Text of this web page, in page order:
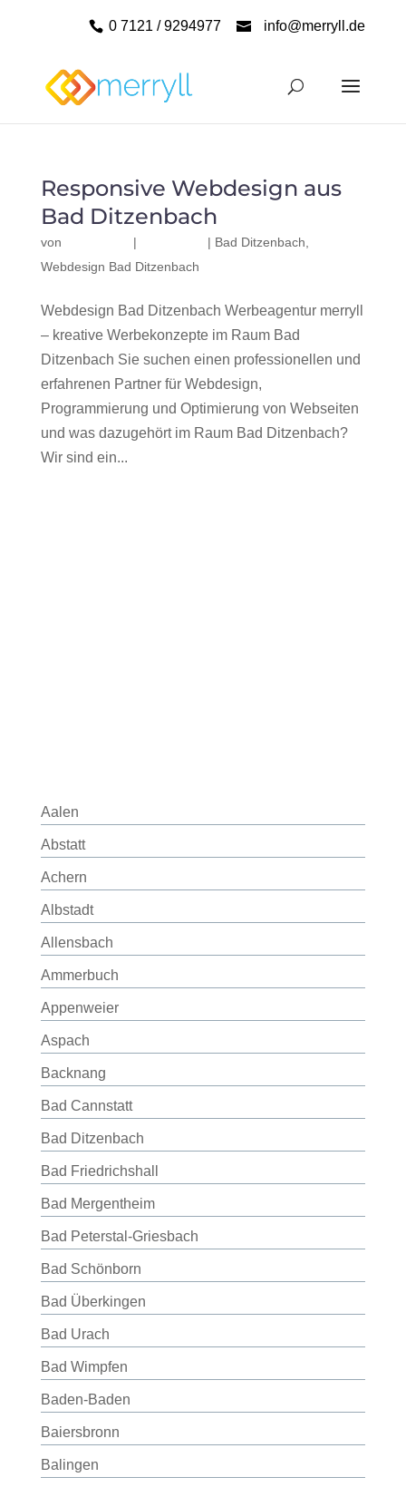
0 7121 / 9294977 info@merryll.de
Responsive Webdesign aus
Bad Ditzenbach
von | | Bad Ditzenbach
Webdesign Bad Ditzenbach
Webdesign Bad Ditzenbach Werbeagentur merryll
– kreative Werbekonzepte im Raum Bad
Ditzenbach Sie suchen einen professionellen und
erfahrenen Partner für Webdesign,
Programmierung und Optimierung von Webseiten
und was dazugehört im Raum Bad Ditzenbach?
Wir sind ein...
Aalen
Abstatt
Achern
Albstadt
Allensbach
Ammerbuch
Appenweier
Aspach
Backnang
Bad Cannstatt
Bad Ditzenbach
Bad Friedrichshall
Bad Mergentheim
Bad Peterstal-Griesbach
Bad Schönborn
Bad Überkingen
Bad Urach
Bad Wimpfen
Baden-Baden
Baiersbronn
Balingen